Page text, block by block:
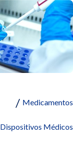
Medicamentos
Dispositivos Médicos